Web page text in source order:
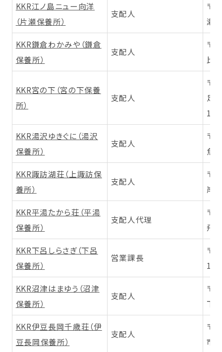
KKR江ノ島ニュー向洋
（片瀬保養所）
支配人
〒
瀬
KKR鎌倉わかみや（鎌倉
保養所）
支配人
〒
比
KKR宮の下（宮の下保養
所）
支配人
〒
足
14
KKR湯沢ゆきぐに（湯沢
保養所）
支配人
〒
魚
KKR諏訪湖荘（上諏訪保
養所）
支配人
〒
岸
KKR平湯たから荘（平湯
保養所）
支配人代理
〒
飛
KKR下呂しらさぎ（下呂
保養所）
営業課長
〒
KKR沼津はまゆう（沼津
保養所）
支配人
〒
下
KKR伊豆長岡千歳荘（伊
豆長岡保養所）
支配人
〒
市